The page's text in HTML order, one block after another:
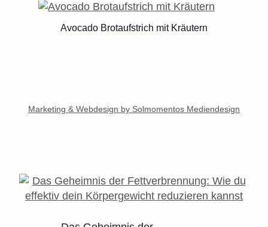
Avocado Brotaufstrich mit Kräutern
Marketing & Webdesign by Solmomentos Mediendesign